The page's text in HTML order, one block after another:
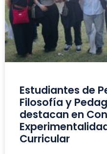
Estudiantes de
Filosofía y
destacan en
Curricular